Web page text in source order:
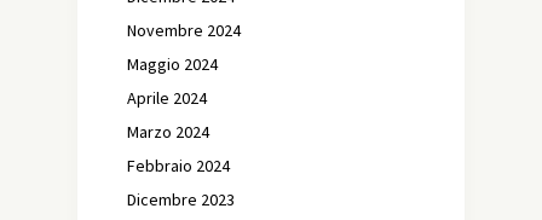
Novembre 2024
Maggio 2024
Aprile 2024
Marzo 2024
Febbraio 2024
Dicembre 2023